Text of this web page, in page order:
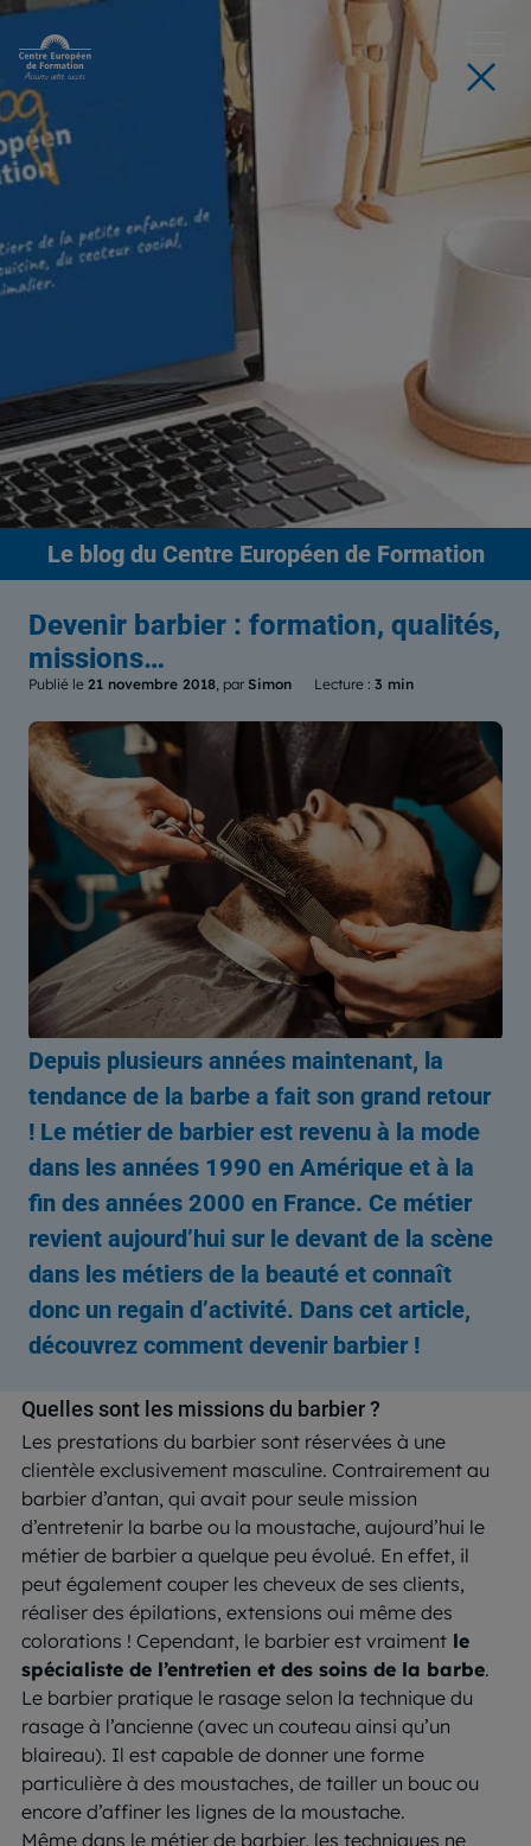
Le blogdu Centre Européen de Formation
Devenir barbier : formation, qualités,
missions…
Publié le 21 novembre 2018, par Simon Lecture : 3 min
Depuis plusieurs années maintenant, la
tendance de la barbe a fait son grand retour
! Le métier de barbier est revenu à la mode
dans les années 1990 en Amérique et à la
fin des années 2000 en France. Ce métier
revient aujourd’hui sur le devant de la scène
dans les métiers de la beauté et connaît
donc un regain d’activité. Dans cet article,
découvrez comment devenir barbier !
Quelles sont les missions du barbier ?
Les prestations du barbier sont réservées à une
clientèle exclusivement masculine. Contrairement au
barbier d’antan, qui avait pour seule mission
d’entretenir la barbe ou la moustache, aujourd’hui le
métier de barbier a quelque peu évolué. En effet, il
peut également couper les cheveux de ses clients,
réaliser des épilations, extensions oui même des
colorations ! Cependant, le barbier est vraiment le
spécialiste de l’entretien et des soins de la barbe.
Le barbier pratique le rasage selon la technique du
rasage à l’ancienne (avec un couteau ainsi qu’un
blaireau). Il est capable de donner une forme
particulière à des moustaches, de tailler un bouc ou
encore d’affiner les lignes de la moustache.
Même dans le métier de barbier, les techniques ne